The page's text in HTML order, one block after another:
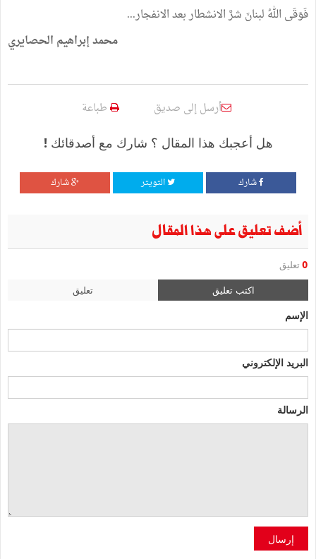
فَوَقَى اللهُ لبنانَ شرَّ الانشطار بعد الانفجار...
محمد إبراهيم الحصايري
أرسل إلى صديق طباعة
هل أعجبك هذا المقال ؟ شارك مع أصدقائك !
شارك التويتر شارك
أضف تعليق على هذا المقال
0 تعليق
اكتب تعليق تعليق
الإسم
البريد الإلكتروني
الرسالة
إرسال